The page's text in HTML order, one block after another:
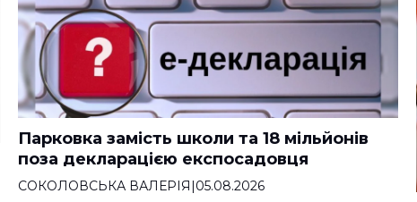
Парковка замість школи та 18 мільйонів
поза декларацією експосадовця
СОКОЛОВСЬКА ВАЛЕРІЯ|05.08.2026